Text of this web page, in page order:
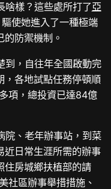
啥樣？這些處所打了亞
使她進入了一種極端
防禦機制。
到，自往年全國啟動完
，各地試點任務停頓順
項，總投資已達84億
院、老年辦事站，到菜
近日常生涯所需的辦事
住房城鄉扶植部的請
社區辦事舉措措施、